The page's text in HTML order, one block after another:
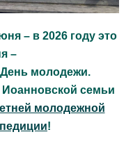
– в 2026 году это
–
молодежи.
семьи
молодежной
!